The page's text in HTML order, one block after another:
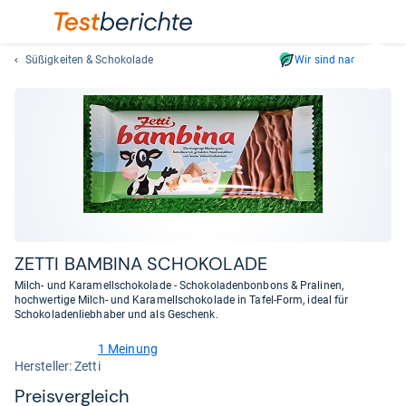
Süßigkeiten & Schokolade Wir sind nachhaltig
ZETTI BAM­BINA SCHO­KO­LADE
Milch- und Karamellschokolade - Schokoladenbonbons & Pralinen,
hochwertige Milch- und Karamellschokolade in Tafel-Form, ideal für
Schokoladenliebhaber und als Geschenk.
von
5
1 Meinung
Her­stel­ler: Zetti
Preis­ver­gleich